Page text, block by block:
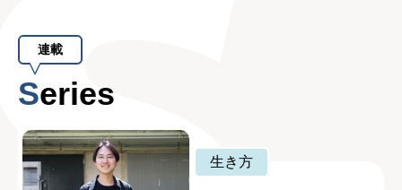
連載
Series
生き方